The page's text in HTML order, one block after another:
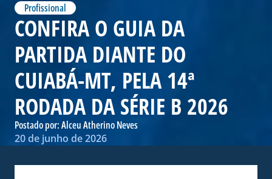
Profissional
CONFIRA O GUIA DA
PARTIDA DIANTE DO
CUIABÁ-MT, PELA 14ª
RODADA DA SÉRIE B 2026
Postado por:Alceu Atherino Neves
20 de junho de 2026